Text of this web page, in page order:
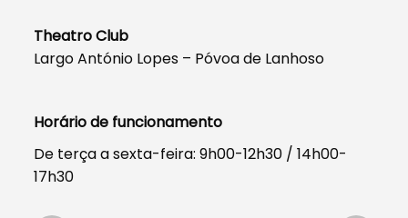
Theatro Club
Largo António Lopes – Póvoa de Lanhoso
Horário de funcionamento
De terça a sexta-feira: 9h00-12h30 / 14h00-
17h30